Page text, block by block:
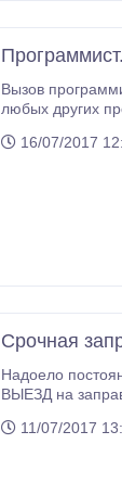
Вызов программиста в Астане! Решение проблем с компьютером,
любых других
16/07/2017
Срочная
Надоело
ВЫЕЗД на
11/07/2017